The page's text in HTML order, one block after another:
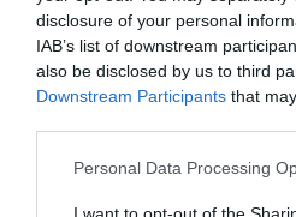
disclosure of your personal
IAB’s list of downstream
also be disclosed by us to third
Downstream Participants that
Personal Data Processing
I want to opt-out of the
κατανοήσει πλήρως τις
με σωματικές αναπηρίες.
προσέγγιση οδήγησε
ολοκληρωμένης σειράς
που ενισχύουν
εταιρεία συνεχίζει να
ευρύ φάσμα προϊόντων
Ειδικά Εκπαιδευτικά
δυσπραξία ή